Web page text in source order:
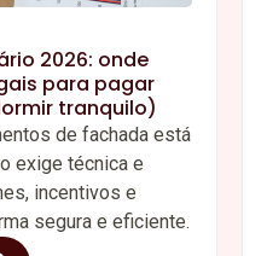
2026: onde
para pagar
tranquilo)
de fachada está
exige técnica e
incentivos e
segura e eficiente.